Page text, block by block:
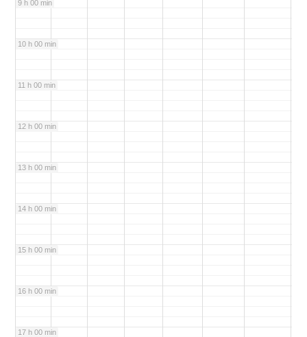
9 h 00 min
10 h 00 min
11 h 00 min
12 h 00 min
13 h 00 min
14 h 00 min
15 h 00 min
16 h 00 min
17 h 00 min